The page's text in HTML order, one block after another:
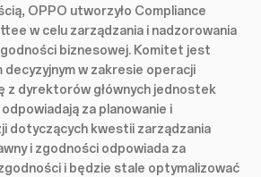
OPPO utworzyło Compliance
w celu zarządzania i nadzorowania
biznesowej. Komitet jest
decyzyjnym w zakresie operacji
z dyrektorów głównych jednostek
za planowanie i
dotyczących kwestii zarządzania
i zgodności odpowiada za
i będzie stale optymalizować